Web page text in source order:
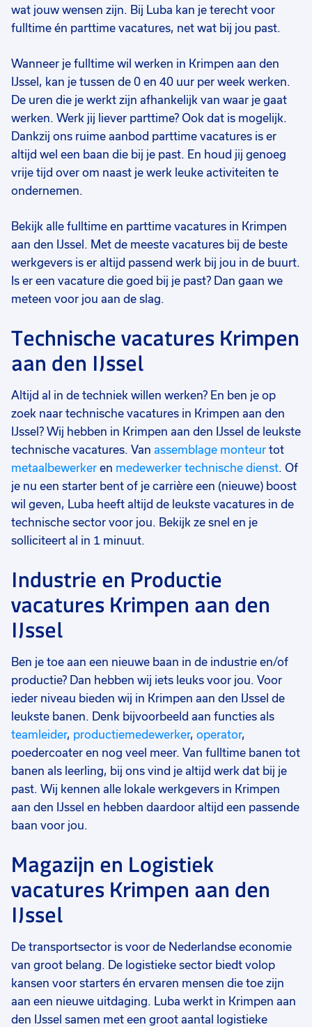
Tijdelijk
€ 2735- € 3864 p.m.
Tijdelijk
€ 3384- € 4102 p.m.
wat jouw wensen zijn. Bij Luba kan je terecht voor
fulltime én parttime vacatures, net wat bij jou past.
Wanneer je fulltime wil werken in Krimpen aan den
IJssel, kan je tussen de 0 en 40 uur per week werken.
De uren die je werkt zijn afhankelijk van waar je gaat
werken. Werk jij liever parttime? Ook dat is mogelijk.
Dankzij ons ruime aanbod parttime vacatures is er
altijd wel een baan die bij je past. En houd jij genoeg
vrije tijd over om naast je werk leuke activiteiten te
ondernemen.
Bekijk alle fulltime en parttime vacatures in Krimpen
aan den IJssel. Met de meeste vacatures bij de beste
werkgevers is er altijd passend werk bij jou in de buurt.
Is er een vacature die goed bij je past? Dan gaan we
meteen voor jou aan de slag.
Technische vacatures Krimpen
aan den IJssel
Altijd al in de techniek willen werken? En ben je op
zoek naar technische vacatures in Krimpen aan den
IJssel? Wij hebben in Krimpen aan den IJssel de leukste
technische vacatures. Van assemblage monteur tot
metaalbewerker en medewerker technische dienst. Of
je nu een starter bent of je carrière een (nieuwe) boost
wil geven, Luba heeft altijd de leukste vacatures in de
technische sector voor jou. Bekijk ze snel en je
solliciteert al in 1 minuut.
Industrie en Productie
vacatures Krimpen aan den
IJssel
Ben je toe aan een nieuwe baan in de industrie en/of
productie? Dan hebben wij iets leuks voor jou. Voor
ieder niveau bieden wij in Krimpen aan den IJssel de
leukste banen. Denk bijvoorbeeld aan functies als
teamleider, productiemedewerker, operator,
poedercoater en nog veel meer. Van fulltime banen tot
banen als leerling, bij ons vind je altijd werk dat bij je
past. Wij kennen alle lokale werkgevers in Krimpen
aan den IJssel en hebben daardoor altijd een passende
baan voor jou.
Magazijn en Logistiek
vacatures Krimpen aan den
IJssel
De transportsector is voor de Nederlandse economie
van groot belang. De logistieke sector biedt volop
kansen voor starters én ervaren mensen die toe zijn
aan een nieuwe uitdaging. Luba werkt in Krimpen aan
den IJssel samen met een groot aantal logistieke